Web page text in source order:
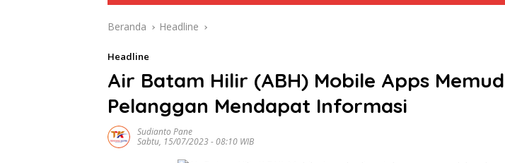
Beranda Headline
Headline
Air Batam Hilir (ABH) Mobile Apps
Pelanggan Mendapat Informasi
Sudianto Pane
Sabtu, 15/07/2023 - 08:10 WIB